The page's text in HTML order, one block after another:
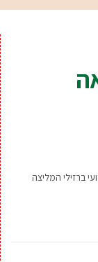
ברזילי המליצה